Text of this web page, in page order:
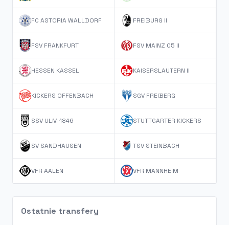
FC ASTORIA WALLDORF FREIBURG II
FSV FRANKFURT FSV MAINZ 05 II
HESSEN KASSEL KAISERSLAUTERN II
KICKERS OFFENBACH SGV FREIBERG
SSV ULM 1846 STUTTGARTER KICKERS
SV SANDHAUSEN TSV STEINBACH
VFR AALEN VFR MANNHEIM
Ostatnie transfery